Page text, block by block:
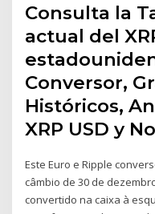
Consulta la
actual del
Conversor,
Históricos,
XRP USD y
Este Euro e Ripple
câmbio de 30 de
convertido na caixa à